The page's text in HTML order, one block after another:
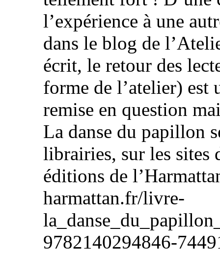
l’expérience à une
dans le blog de
écrit, le retour des
forme de l’atelier) est
remise en question
La danse du papillon
librairies, sur les sites
éditions de
harmattan.fr/livre-